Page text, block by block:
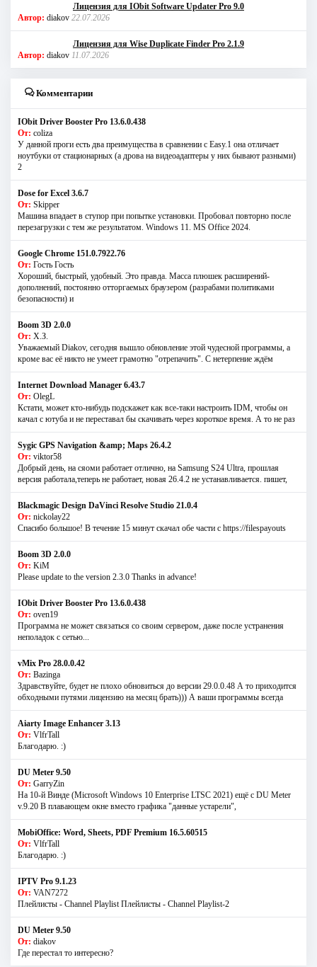
Лицензия для IObit Software Updater Pro 9.0
Автор: diakov 22.07.2026
Лицензия для Wise Duplicate Finder Pro 2.1.9
Автор: diakov 11.07.2026
Комментарии
IObit Driver Booster Pro 13.6.0.438
От: coliza
У данной проги есть два преимущества в сравнении с Easy.1 она отличает
ноутбуки от стационарных (а дрова на видеоадаптеры у них бывают разными)
2
Dose for Excel 3.6.7
От: Skipper
Машина впадает в ступор при попытке установки. Пробовал повторно после
перезагрузки с тем же результатом. Windows 11. MS Offiсe 2024.
Google Chrome 151.0.7922.76
От: Гость Гость
Хороший, быстрый, удобный. Это правда. Масса плюшек расширений-
дополнений, постоянно отторгаемых браузером (разрабами политиками
безопасности) и
Boom 3D 2.0.0
От: Х.З.
Уважаемый Diakov, сегодня вышло обновление этой чудесной программы, а
кроме вас её никто не умеет грамотно "отрепачить". С нетерпение ждём
Internet Download Manager 6.43.7
От: OlegL
Кстати, может кто-нибудь подскажет как все-таки настроить IDM, чтобы он
качал с ютуба и не переставал бы скачивать через короткое время. А то не раз
Sygic GPS Navigation &amp; Maps 26.4.2
От: viktor58
Добрый день, на сяоми работает отлично, на Samsung S24 Ultra, прошлая
версия работала,теперь не работает, новая 26.4.2 не устанавливается. пишет,
Blackmagic Design DaVinci Resolve Studio 21.0.4
От: nickolay22
Спасибо большое! В течение 15 минут скачал обе части с https://filespayouts
Boom 3D 2.0.0
От: KiM
Please update to the version 2.3.0 Thanks in advance!
IObit Driver Booster Pro 13.6.0.438
От: oven19
Программа не может связаться со своим сервером, даже после устранения
неполадок с сетью...
vMix Pro 28.0.0.42
От: Bazinga
Здравствуйте, будет не плохо обновиться до версии 29.0.0.48 А то приходится
обходными путями лицензию на месяц брать))) А ваши программы всегда
Aiarty Image Enhancer 3.13
От: VlfrTall
Благодарю. :)
DU Meter 9.50
От: GarryZin
На 10-й Винде (Microsoft Windows 10 Enterprise LTSC 2021) ещё с DU Meter
v.9.20 В плавающем окне вместо графика "данные устарели",
MobiOffice: Word, Sheets, PDF Premium 16.5.60515
От: VlfrTall
Благодарю. :)
IPTV Pro 9.1.23
От: VAN7272
Плейлисты - Channel Playlist Плейлисты - Channel Playlist-2
DU Meter 9.50
От: diakov
Где перестал то интересно?